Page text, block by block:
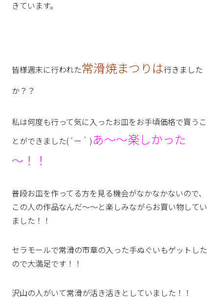
きています。
皆様週末に行われた常滑焼まつりは行きました
か？？
私は何度も行って気に入ったお皿をお手頃価格で買うこ
とができました(´ー｀) あ～～楽しかった
～！！
普段お皿を作ってる方を見る機会がなかなかないので、
この人の作品なんだ～～と楽しみながらお買い物してい
ました！！
セラモールで常滑の市章の入った手ぬぐいもゲットした
ので大満足です！！
沢山の人がいて常滑が活き活きとしていました！！